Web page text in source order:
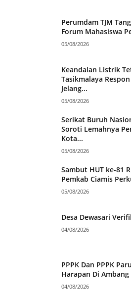
Perumdam TJM
Forum Mahasiswa
05/08/2026
Keandalan Listrik
Tasikmalaya
Jelang...
05/08/2026
Serikat Buruh
Soroti Lemahnya
Kota...
05/08/2026
Sambut HUT ke-81
Pemkab Ciamis
05/08/2026
Desa Dewasari
04/08/2026
PPPK Dan PPPK
Harapan Di
04/08/2026